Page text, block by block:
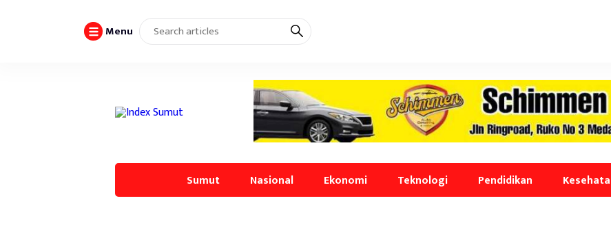
Menu
Sumut Nasional Ekonomi Teknologi Pendidikan